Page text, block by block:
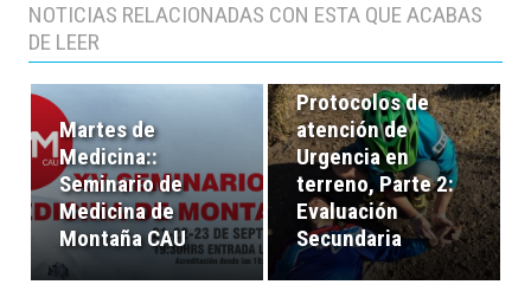
NOTICIAS RELACIONADAS CON ESTA QUE ACABAS
DE LEER
Martes de
Medicina::
Seminario de
Medicina de
Montaña CAU
Protocolos de
atención de
Urgencia en
terreno, Parte 2:
Evaluación
Secundaria